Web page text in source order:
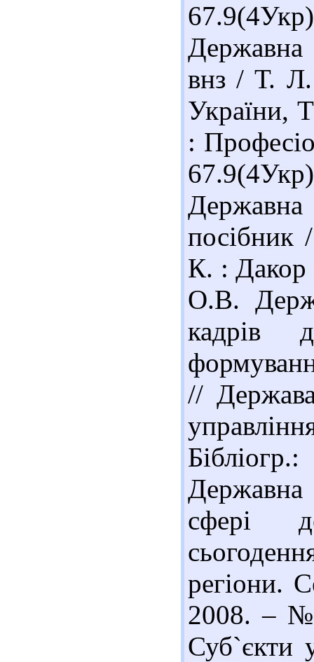
внз / Т.
України,
:
посібник
К. : Дакор
О.В.
кадрів
//
сфері
регіони.
2008. –
Суб`єкти